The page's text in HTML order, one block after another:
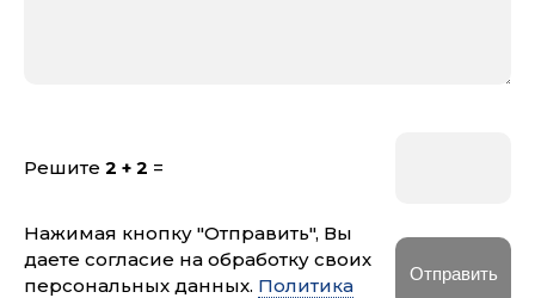
Решите 2 + 2 =
Нажимая кнопку "Отправить", Вы
даете согласие на обработку своих
персональных данных. Политика